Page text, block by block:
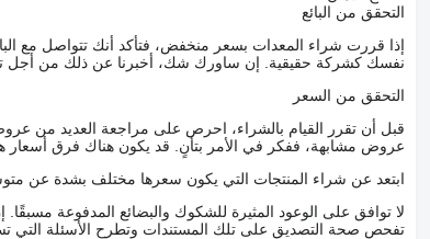
التحقق من البائع
إذا قررت شراء المعدات بسعر منخفض، فتأكد أنك تتواصل مع
نفسك كشركة حقيقية. إن ساورك شك، أخبرنا عن ذلك من أجل
التحقق من السعر
قبل أن تقرر القيام بالشراء، احرص على مراجعة العديد من
عروض مشابهة، ففكر في الأمر بتأنٍ. قد يكون هناك فرق أسعار
ابتعد عن شراء المنتجات التي يكون سعرها مختلف بشدة عن
لا توافق على الوعود المثيرة للشكوك والبضائع المدفوعة
تفحص صحة التصديق على تلك المستندات وتطرح الأسئلة التي